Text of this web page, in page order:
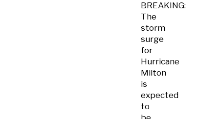
BREAKING:
The
storm
surge
for
Hurricane
Milton
is
expected
to